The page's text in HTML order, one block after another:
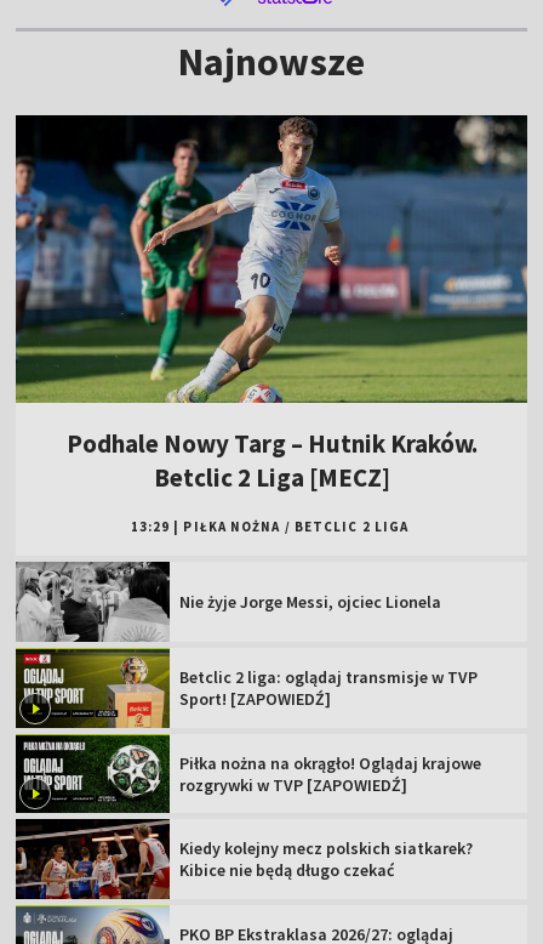
Najnowsze
Podhale Nowy Targ – Hutnik Kraków.
Betclic 2 Liga [MECZ]
13:29 PIŁKA NOŻNA / BETCLIC 2 LIGA
Nie żyje Jorge Messi, ojciec Lionela
Betclic 2 liga: oglądaj transmisje w TVP
Sport! [ZAPOWIEDŹ]
Piłka nożna na okrągło! Oglądaj krajowe
rozgrywki w TVP [ZAPOWIEDŹ]
Kiedy kolejny mecz polskich siatkarek?
Kibice nie będą długo czekać
PKO BP Ekstraklasa 2026/27: oglądaj